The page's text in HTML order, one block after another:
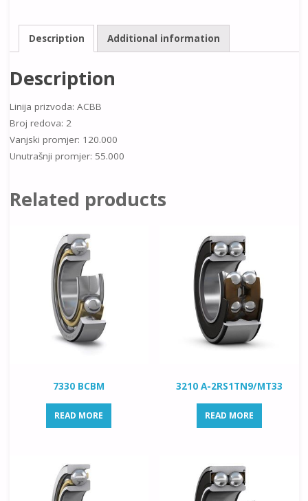
Description Additional information
Description
Linija prizvoda: ACBB
Broj redova: 2
Vanjski promjer: 120.000
Unutrašnji promjer: 55.000
Related products
7330 BCBM
READ MORE
3210 A-2RS1TN9/MT33
READ MORE